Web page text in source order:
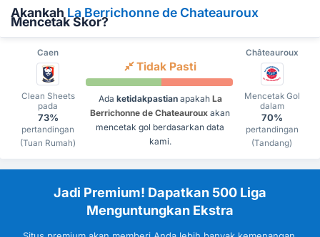
Akankah La Berrichonne de Chateauroux
Mencetak Skor?
Caen Châteauroux
Clean Sheets
pada
73%
pertandingan
(Tuan Rumah)
Tidak Pasti
Ada ketidakpastianapakah La
Berrichonne de Chateauroux akan
mencetak gol berdasarkan data
kami.
Mencetak Gol
dalam
70%
pertandingan
(Tandang)
Jadi Premium! Dapatkan 500 Liga
Menguntungkan Ekstra